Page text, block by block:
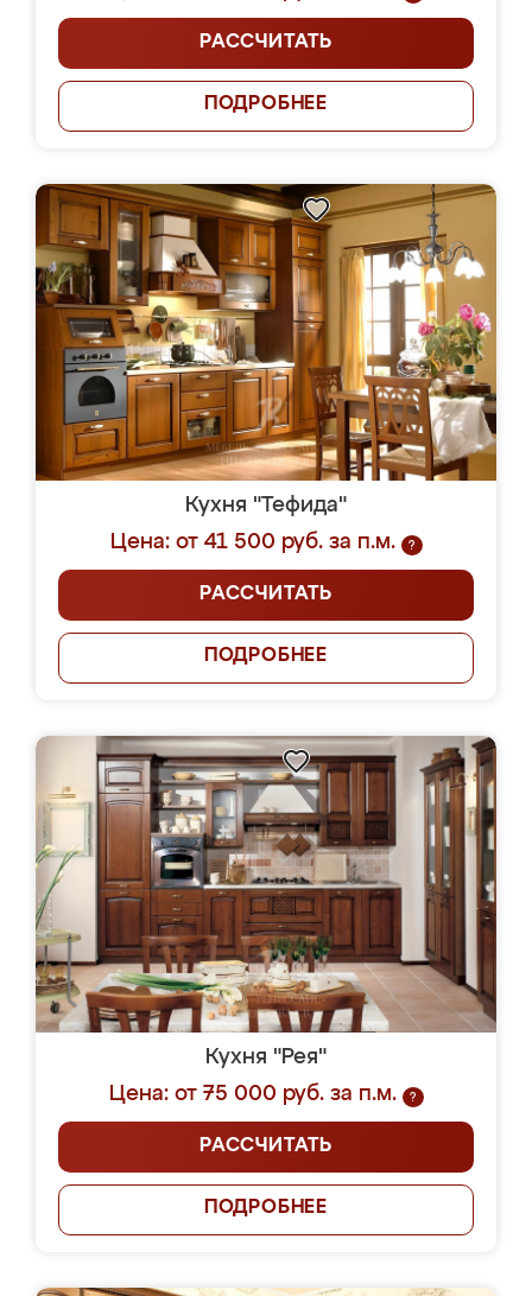
РАССЧИТАТЬ
ПОДРОБНЕЕ
Кухня "Тефида"
Цена: от 41 500 руб. за п.м.
?
РАССЧИТАТЬ
ПОДРОБНЕЕ
Кухня "Рея"
Цена: от 75 000 руб. за п.м.
?
РАССЧИТАТЬ
ПОДРОБНЕЕ